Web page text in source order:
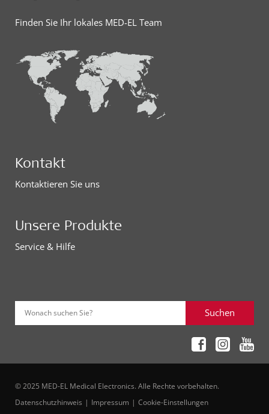
Finden Sie Ihr lokales MED-EL Team
Kontakt
Kontaktieren Sie uns
Unsere Produkte
Service & Hilfe
Wonach suchen Sie? Suchen
© 2025 MED-EL Medical Electronics. Alle Rechte vorbehalten.
Datenschutzhinweis
Impressum Cookie-Einstellungen